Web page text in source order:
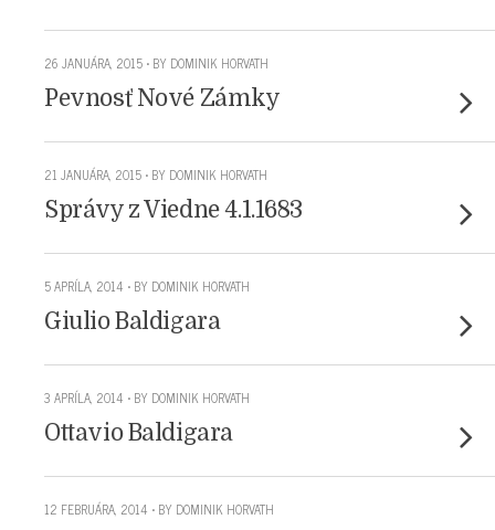
26 JANUÁRA, 2015 • BY DOMINIK HORVATH
Pevnosť Nové Zámky
21 JANUÁRA, 2015 • BY DOMINIK HORVATH
Správy z Viedne 4.1.1683
5 APRÍLA, 2014 • BY DOMINIK HORVATH
Giulio Baldigara
3 APRÍLA, 2014 • BY DOMINIK HORVATH
Ottavio Baldigara
12 FEBRUÁRA, 2014 • BY DOMINIK HORVATH